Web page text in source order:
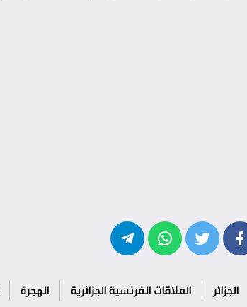
الجزائر العلاقات الفرنسية الجزائرية الهجرة